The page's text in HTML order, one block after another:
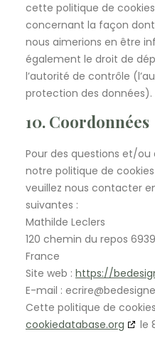
cette politique de
concernant la façon
nous aimerions en être
également le droit de
l’autorité de contrôle
protection des données).
10. Coordonnées
Pour des questions et/
notre politique de
veuillez nous contacter
suivantes :
Mathilde Leclers
120 chemin du repos
France
Site web : https://
E-mail : ecrire@
Cette politique de
cookiedatabase.org
le